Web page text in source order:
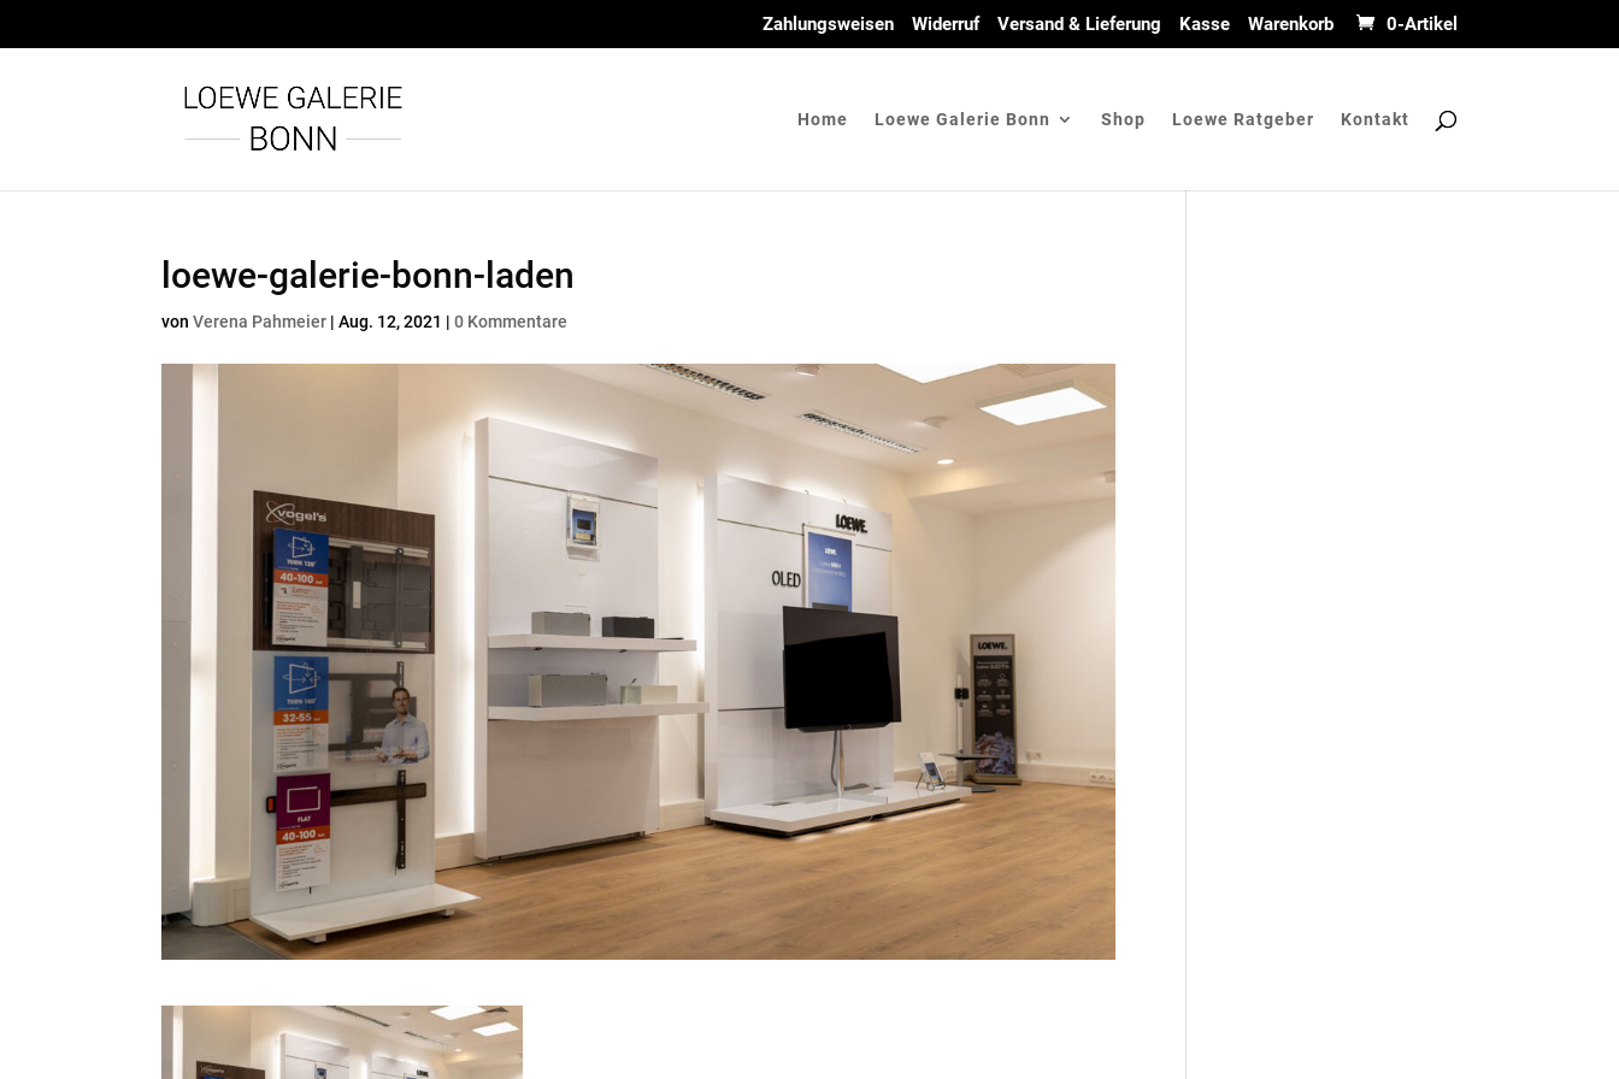
Zahlungsweisen Widerruf Versand & Lieferung Kasse Warenkorb 0-Artikel
Home Loewe Galerie Bonn Shop Loewe Ratgeber Kontakt
loewe-galerie-bonn-laden
vonVerena Pahmeier |Aug. 12, 2021 |0 Kommentare